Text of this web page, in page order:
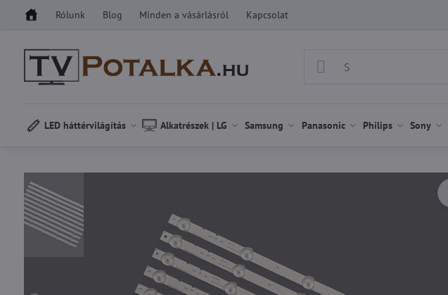
Rólunk Blog Minden a vásárlásról Kapcsolat
LED háttérvilágítás Alkatrészek | LG Samsung Panasonic Philips Sony